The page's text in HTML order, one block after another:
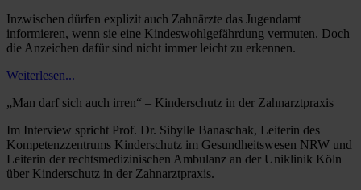
Inzwischen dürfen explizit auch Zahnärzte das Jugendamt
informieren, wenn sie eine Kindeswohlgefährdung vermuten. Doch
die Anzeichen dafür sind nicht immer leicht zu erkennen.
Weiterlesen...
„Man darf sich auch irren“ – Kinderschutz in der Zahnarztpraxis
Im Interview spricht Prof. Dr. Sibylle Banaschak, Leiterin des
Kompetenzzentrums Kinderschutz im Gesundheitswesen NRW und
Leiterin der rechtsmedizinischen Ambulanz an der Uniklinik Köln
über Kinderschutz in der Zahnarztpraxis.